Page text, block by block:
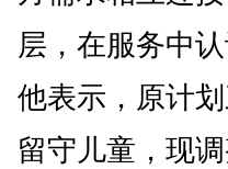
层，在服务中
他表示，原计
留守儿童，现